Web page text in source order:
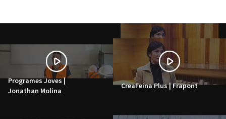
Programes Joves |
Jonathan Molina
CreaFeina Plus | Frapont